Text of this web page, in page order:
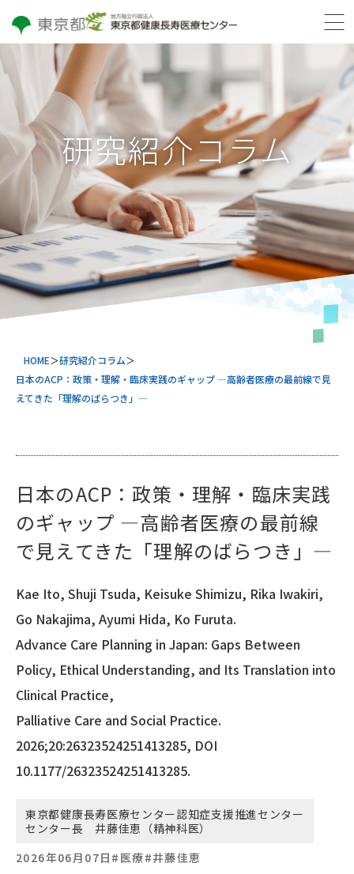
研究紹介コラム
HOME＞研究紹介コラム＞
日本のACP：政策・理解・臨床実践のギャップ ―高齢者医療の最前線で見
えてきた「理解のばらつき」―
日本のACP：政策・理解・臨床実践
のギャップ ―高齢者医療の最前線
で見えてきた「理解のばらつき」―
Kae Ito, Shuji Tsuda, Keisuke Shimizu, Rika Iwakiri,
Go Nakajima, Ayumi Hida, Ko Furuta.
Advance Care Planning in Japan: Gaps Between
Policy, Ethical Understanding, and Its Translation into
Clinical Practice,
Palliative Care and Social Practice.
2026;20:26323524251413285, DOI
10.1177/26323524251413285.
東京都健康長寿医療センター認知症支援推進センター
センター長 井藤佳恵（精神科医）
2026年06月07日 #医療#井藤佳恵